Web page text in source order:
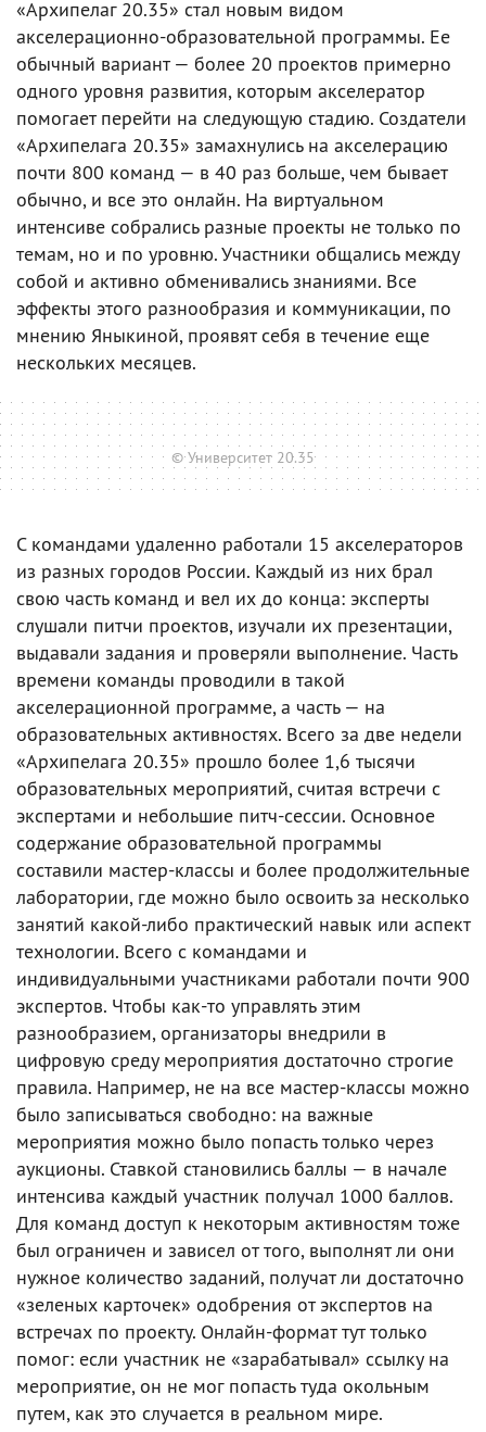
«Архипелаг 20.35» стал новым видом
акселерационно-образовательной программы. Ее
обычный вариант — более 20 проектов примерно
одного уровня развития, которым акселератор
помогает перейти на следующую стадию. Создатели
«Архипелага 20.35» замахнулись на акселерацию
почти 800 команд — в 40 раз больше, чем бывает
обычно, и все это онлайн. На виртуальном
интенсиве собрались разные проекты не только по
темам, но и по уровню. Участники общались между
собой и активно обменивались знаниями. Все
эффекты этого разнообразия и коммуникации, по
мнению Яныкиной, проявят себя в течение еще
нескольких месяцев.
© Университет 20.35
С командами удаленно работали 15 акселераторов
из разных городов России. Каждый из них брал
свою часть команд и вел их до конца: эксперты
слушали питчи проектов, изучали их презентации,
выдавали задания и проверяли выполнение. Часть
времени команды проводили в такой
акселерационной программе, а часть — на
образовательных активностях. Всего за две недели
«Архипелага 20.35» прошло более 1,6 тысячи
образовательных мероприятий, считая встречи с
экспертами и небольшие питч-сессии. Основное
содержание образовательной программы
составили мастер-классы и более продолжительные
лаборатории, где можно было освоить за несколько
занятий какой-либо практический навык или аспект
технологии. Всего с командами и
индивидуальными участниками работали почти 900
экспертов. Чтобы как-то управлять этим
разнообразием, организаторы внедрили в
цифровую среду мероприятия достаточно строгие
правила. Например, не на все мастер-классы можно
было записываться свободно: на важные
мероприятия можно было попасть только через
аукционы. Ставкой становились баллы — в начале
интенсива каждый участник получал 1000 баллов.
Для команд доступ к некоторым активностям тоже
был ограничен и зависел от того, выполнят ли они
нужное количество заданий, получат ли достаточно
«зеленых карточек» одобрения от экспертов на
встречах по проекту. Онлайн-формат тут только
помог: если участник не «зарабатывал» ссылку на
мероприятие, он не мог попасть туда окольным
путем, как это случается в реальном мире.